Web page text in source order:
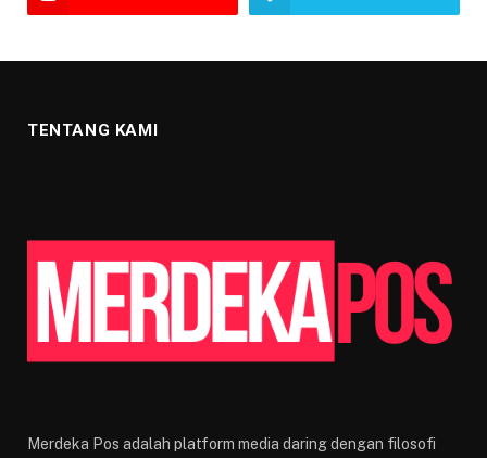
TENTANG KAMI
Merdeka Pos adalah platform media daring dengan filosofi